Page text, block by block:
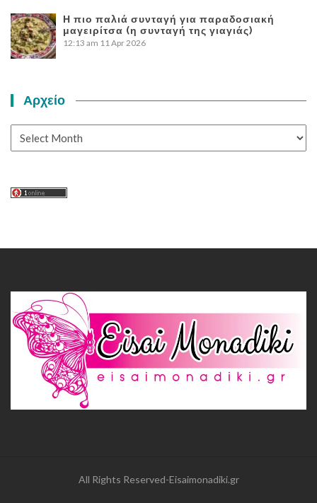
Η πιο παλιά συνταγή για παραδοσιακή
μαγειρίτσα (η συνταγή της γιαγιάς)
12:13 am 11 Apr 2026
Αρχείο
All Rights Reserved-Eisaimonadiki.gr